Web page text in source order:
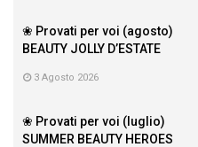
❀ Provati per voi (agosto)
BEAUTY JOLLY D’ESTATE
3 Agosto 2026
❀ Provati per voi (luglio)
SUMMER BEAUTY HEROES